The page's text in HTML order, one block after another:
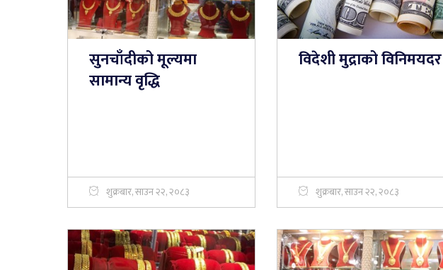
सुनचाँदीको मूल्यमा
सामान्य वृद्धि
शुक्रबार, साउन २२, २०८३
विदेशी मुद्राको विनिमयदर
शुक्रबार, साउन २२, २०८३